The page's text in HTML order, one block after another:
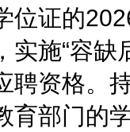
位证的
实施“容缺
聘资格。
育部门的